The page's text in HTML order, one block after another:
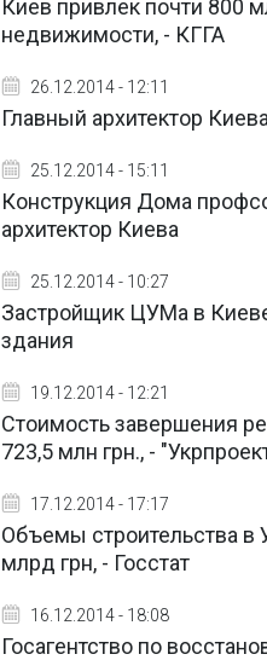
Киев привлек почти 800
недвижимости, - КГГА
26.12.2014 - 12:11
Главный архитектор
25.12.2014 - 15:11
Конструкция Дома
архитектор Киева
25.12.2014 - 10:27
Застройщик ЦУМа в
здания
19.12.2014 - 12:21
Стоимость завершения
723,5 млн грн., -
17.12.2014 - 17:17
Объемы строительства в
млрд грн, - Госстат
16.12.2014 - 18:08
Госагентство по